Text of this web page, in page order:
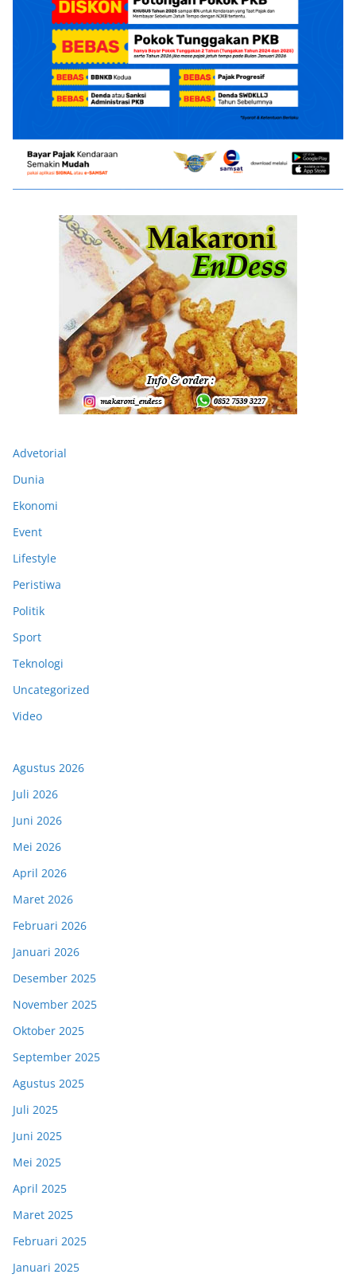
Advetorial
Dunia
Ekonomi
Event
Lifestyle
Peristiwa
Politik
Sport
Teknologi
Uncategorized
Video
Agustus 2026
Juli 2026
Juni 2026
Mei 2026
April 2026
Maret 2026
Februari 2026
Januari 2026
Desember 2025
November 2025
Oktober 2025
September 2025
Agustus 2025
Juli 2025
Juni 2025
Mei 2025
April 2025
Maret 2025
Februari 2025
Januari 2025